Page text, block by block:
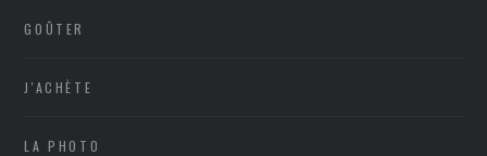
GOÛTER
J'ACHÈTE
LA PHOTO